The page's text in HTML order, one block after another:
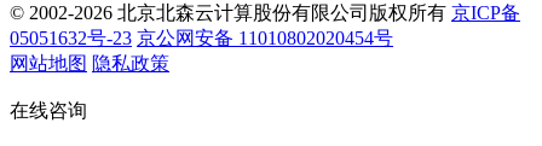
© 2002-2026 北京北森云计算股份有限公司版权所有 京ICP备
05051632号-23 京公网安备 11010802020454号
网站地图 隐私政策
在线咨询